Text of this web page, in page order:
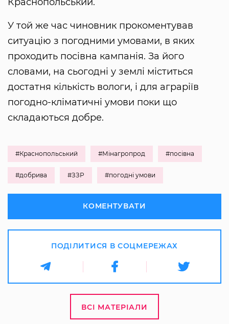
У той же час чиновник прокоментував
ситуацію з погодними умовами, в яких
проходить посівна кампанія. За його
словами, на сьогодні у землі міститься
достатня кількість вологи, і для аграріїв
погодно-кліматичні умови поки що
складаються добре.
#Краснопольський #Мінагропрод #посівна
#добрива #ЗЗР #погодні умови
КОМЕНТУВАТИ
ПОДІЛИТИСЯ В СОЦМЕРЕЖАХ
ВСІ МАТЕРІАЛИ